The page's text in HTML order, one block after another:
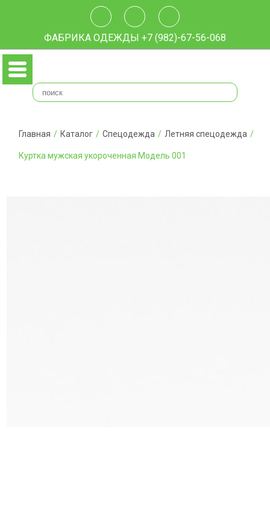
ФАБРИКА ОДЕЖДЫ +7 (982)-67-56-068
Главная / Каталог / Спецодежда / Летняя спецодежда /
Куртка мужская укороченная Модель 001